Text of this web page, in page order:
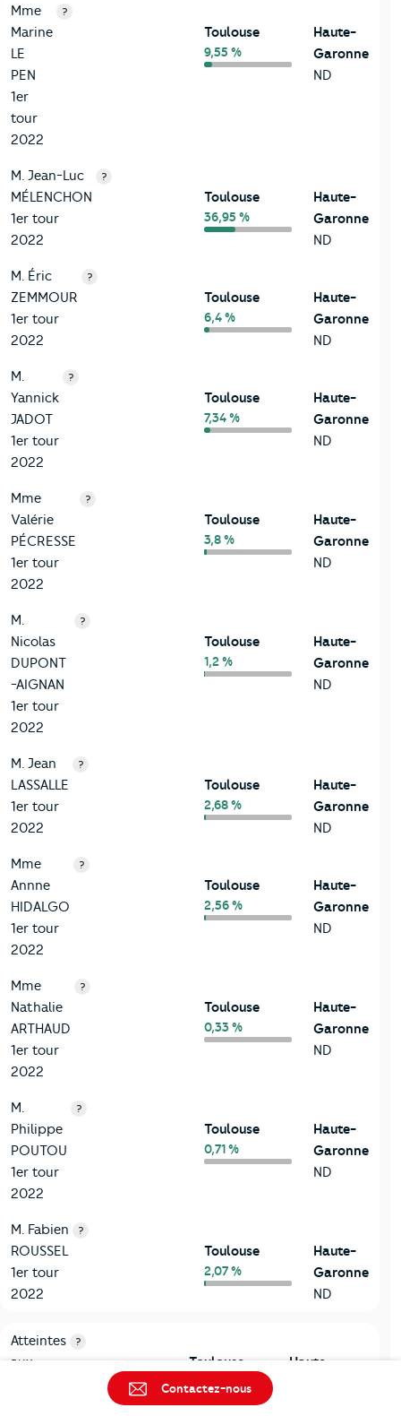
Mme
Marine
LE
PEN
1er
tour
2022
?
Toulouse
9,55 %
Haute-
Garonne
ND
M. Jean-Luc
MÉLENCHON
1er tour
2022
?
Toulouse
36,95 %
Haute-
Garonne
ND
M. Éric
ZEMMOUR
1er tour
2022
?
Toulouse
6,4 %
Haute-
Garonne
ND
M.
Yannick
JADOT
1er tour
2022
?
Toulouse
7,34 %
Haute-
Garonne
ND
Mme
Valérie
PÉCRESSE
1er tour
2022
?
Toulouse
3,8 %
Haute-
Garonne
ND
M.
Nicolas
DUPONT
-AIGNAN
1er tour
2022
?
Toulouse
1,2 %
Haute-
Garonne
ND
M. Jean
LASSALLE
1er tour
2022
?
Toulouse
2,68 %
Haute-
Garonne
ND
Mme
Annne
HIDALGO
1er tour
2022
?
Toulouse
2,56 %
Haute-
Garonne
ND
Mme
Nathalie
ARTHAUD
1er tour
2022
?
Toulouse
0,33 %
Haute-
Garonne
ND
M.
Philippe
POUTOU
1er tour
2022
?
Toulouse
0,71 %
Haute-
Garonne
ND
M. Fabien
ROUSSEL
1er tour
2022
?
Toulouse
2,07 %
Haute-
Garonne
ND
7-Sécurité
Critères
Atteintes
aux
?
Toulouse
70,7 pour 1
000
Haute-
Contactez-nous